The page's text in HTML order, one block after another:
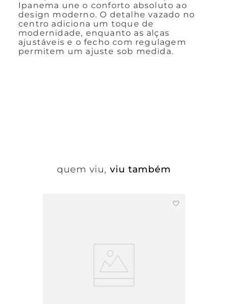
Ipanema une o conforto absoluto ao
design moderno. O detalhe vazado no
centro adiciona um toque de
modernidade, enquanto as alças
ajustáveis e o fecho com regulagem
permitem um ajuste sob medida.
quem viu, viu também